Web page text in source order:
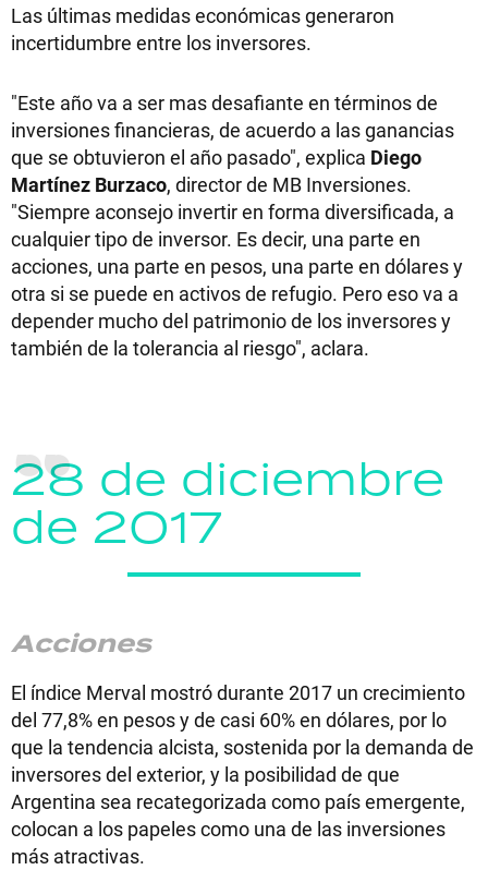
Las últimas medidas económicas generaron
incertidumbre entre los inversores.
"Este año va a ser mas desafiante en términos de
inversiones financieras, de acuerdo a las ganancias
que se obtuvieron el año pasado", explica Diego
Martínez Burzaco, director de MB Inversiones.
"Siempre aconsejo invertir en forma diversificada, a
cualquier tipo de inversor. Es decir, una parte en
acciones, una parte en pesos, una parte en dólares y
otra si se puede en activos de refugio. Pero eso va a
depender mucho del patrimonio de los inversores y
también de la tolerancia al riesgo", aclara.
28 de diciembre
de 2017
Acciones
El índice Merval mostró durante 2017 un crecimiento
del 77,8% en pesos y de casi 60% en dólares, por lo
que la tendencia alcista, sostenida por la demanda de
inversores del exterior, y la posibilidad de que
Argentina sea recategorizada como país emergente,
colocan a los papeles como una de las inversiones
más atractivas.